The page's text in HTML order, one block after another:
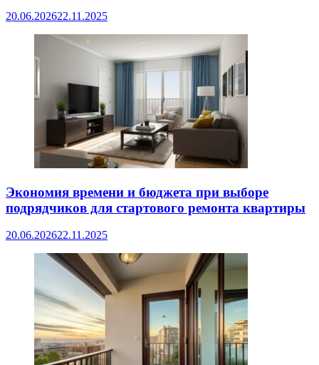
20.06.202622.11.2025
Экономия времени и бюджета при выборе
подрядчиков для стартового ремонта квартиры
20.06.202622.11.2025